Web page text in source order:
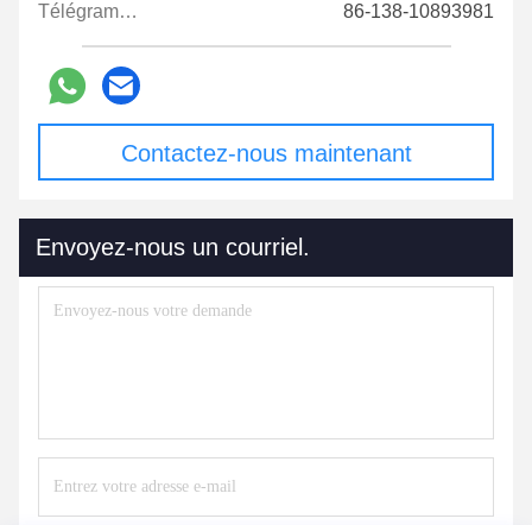
Télégramme: 86-138-10893981
Contactez-nous maintenant
Envoyez-nous un courriel.